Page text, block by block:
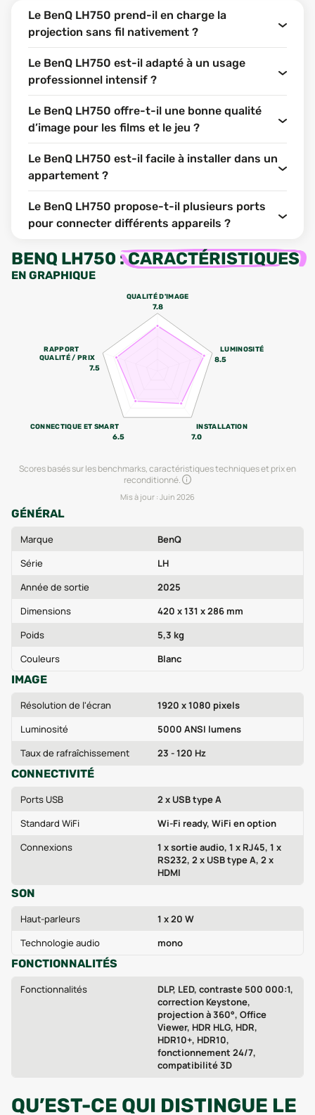
Le BenQ LH750 prend-il en charge la
projection sans fil nativement ?
Le BenQ LH750 est-il adapté à un usage
professionnel intensif ?
Le BenQ LH750 offre-t-il une bonne qualité
d’image pour les films et le jeu ?
Le BenQ LH750 est-il facile à installer dans un
appartement ?
Le BenQ LH750 propose-t-il plusieurs ports
pour connecter différents appareils ?
BENQ LH750 :CARACTÉRISTIQUES
EN GRAPHIQUE
QUALITÉ D'IMAGE
7.8
LUMINOSITÉ
8.5
INSTALLATION
7.0
CONNECTIQUE ET SMART
6.5
RAPPORT
QUALITÉ / PRIX
7.5
Scores basés sur les benchmarks, caractéristiques techniques et prix en
reconditionné.
Mis à jour : Juin 2026
GÉNÉRAL
Marque
BenQ
Série
LH
Année de sortie
2025
Dimensions
420 x 131 x 286 mm
Poids
5,3 kg
Couleurs
Blanc
IMAGE
Résolution de l'écran
1920 x 1080 pixels
Luminosité
5000 ANSI lumens
Taux de rafraîchissement
23 - 120 Hz
CONNECTIVITÉ
Ports USB
2 x USB type A
Standard WiFi
Wi‑Fi ready, WiFi en option
Connexions
1 x sortie audio, 1 x RJ45, 1 x
RS232, 2 x USB type A, 2 x
HDMI
SON
Haut-parleurs
1 x 20 W
Technologie audio
mono
FONCTIONNALITÉS
Fonctionnalités
DLP, LED, contraste 500 000:1,
correction Keystone,
projection à 360°, Office
Viewer, HDR HLG, HDR,
HDR10+, HDR10,
fonctionnement 24/7,
compatibilité 3D
QU’EST-CE QUI DISTINGUE LE